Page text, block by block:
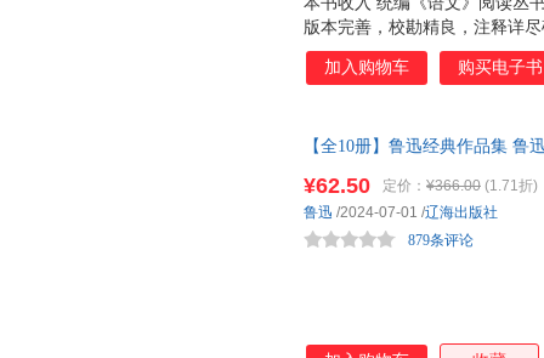
版本完善，校勘精良，注释详
文集，收录《从百草园到三味
散文十篇，初版诞生九十多年
社成立之初，即在国家有关部
迅作品的善本。可以说， 版本
特点。 3.如上条所述，鲁迅作
当 是人文社版《朝
加入购物车 购买电子书
【全10册】鲁迅经典作品集 鲁
¥62.50 定价： ¥366.00 (1.71折)
879条评论
鲁迅 /2024-07-01 /辽海出版社